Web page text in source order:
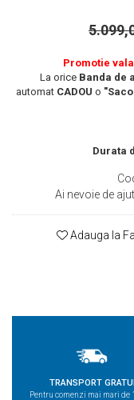
Promotie
La orice Banda de
automat CADOU o
Durata
Ai nevoie de
Adauga la
TRANSPORT
Pentru comenzi mai mari de